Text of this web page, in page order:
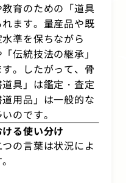
育のための「道具
ます。量産品や既
準を保ちながら
伝統技法の継承」
。したがって、骨
具」は鑑定・査定
用品」は一般的な
のです。
る使い分け
の言葉は状況によ